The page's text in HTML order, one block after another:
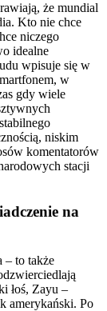
że mundial
Kto nie chce
niczego
idealne
wpisuje się w
w
gdy wiele
niskim
komentatorów
stacji
na
– to także
łoś, Zayu –
amerykański. Po